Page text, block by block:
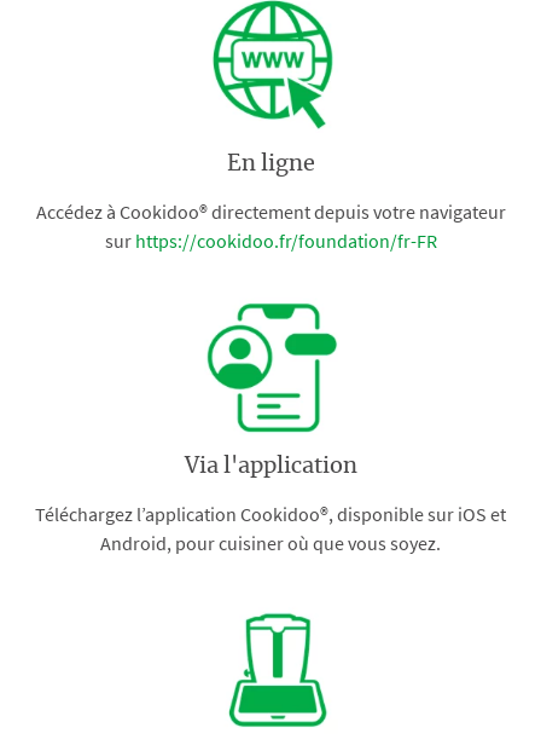
En ligne
Accédez à Cookidoo® directement depuis votre navigateur
sur https://cookidoo.fr/foundation/fr-FR
Via l'application
Téléchargez l’application Cookidoo®, disponible sur iOS et
Android, pour cuisiner où que vous soyez.